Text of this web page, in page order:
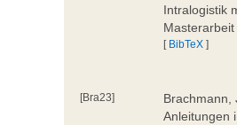
Intralogistik
[ BibTeX ]
[Bra23]
Brachmann,
Anleitungen